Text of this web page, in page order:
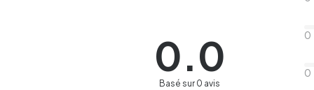
0.0
Basé sur 0 avis
0
0